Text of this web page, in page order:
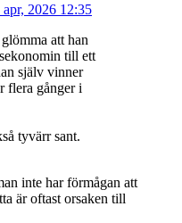
2026 12:35
att han
till ett
själv vinner
flera gånger i
tyvärr sant.
inte har förmågan att
är oftast orsaken till